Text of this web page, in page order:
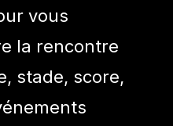
vous
la rencontre
stade, score,